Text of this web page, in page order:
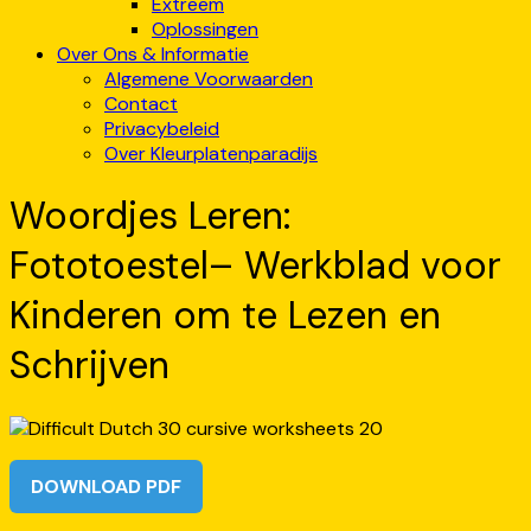
Oplossingen
Over Ons & Informatie
Algemene Voorwaarden
Contact
Privacybeleid
Over Kleurplatenparadijs
Woordjes Leren:
Fototoestel– Werkblad voor
Kinderen om te Lezen en
Schrijven
DOWNLOAD PDF